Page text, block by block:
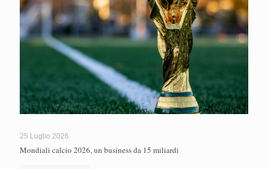
25 Luglio 2026
Mondiali calcio 2026, un business da 15 miliardi